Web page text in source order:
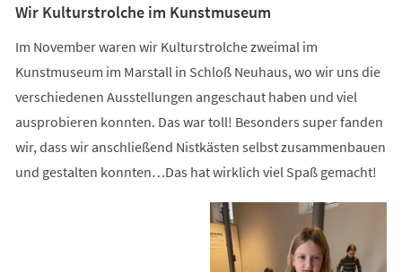
Wir Kulturstrolche im Kunstmuseum
Im November waren wir Kulturstrolche zweimal im
Kunstmuseum im Marstall in Schloß Neuhaus, wo wir uns die
verschiedenen Ausstellungen angeschaut haben und viel
ausprobieren konnten. Das war toll! Besonders super fanden
wir, dass wir anschließend Nistkästen selbst zusammenbauen
und gestalten konnten…Das hat wirklich viel Spaß gemacht!